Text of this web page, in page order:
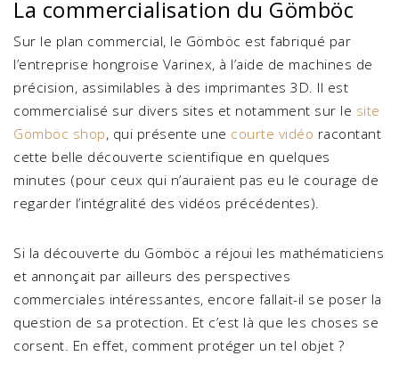
La commercialisation du Gömböc
Sur le plan commercial, le Gömböc est fabriqué par
l’entreprise hongroise Varinex, à l’aide de machines de
précision, assimilables à des imprimantes 3D. Il est
commercialisé sur divers sites et notamment sur le site
Gömböc shop, qui présente une courte vidéo racontant
cette belle découverte scientifique en quelques
minutes (pour ceux qui n’auraient pas eu le courage de
regarder l’intégralité des vidéos précédentes).
Si la découverte du Gömböc a réjoui les mathématiciens
et annonçait par ailleurs des perspectives
commerciales intéressantes, encore fallait-il se poser la
question de sa protection. Et c’est là que les choses se
corsent. En effet, comment protéger un tel objet ?